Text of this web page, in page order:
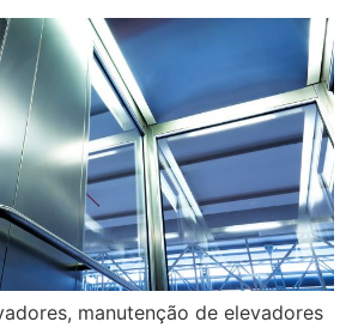
manutenção de elevadores